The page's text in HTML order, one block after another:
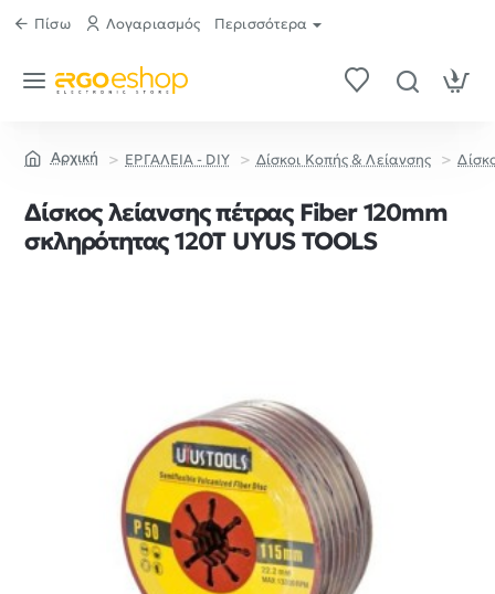
Πίσω Λογαριασμός Περισσότερα
ΕΡΓΑΛΕΙΑ - DIY Δίσκοι Κοπής & Λείανσης
Δίσκος λείανσης πέτρας Fiber 120mm
σκληρότητας 120Τ UYUS TOOLS